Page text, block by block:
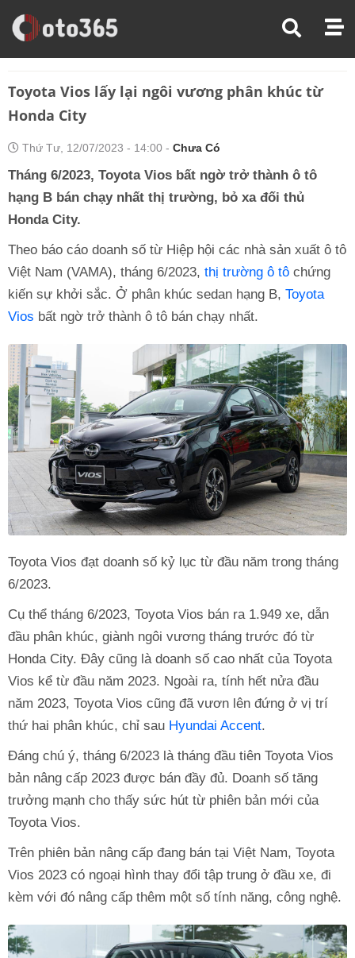
Trang Chủ
Thị Trường Xe
Toyota Vios lấy lại ngôi vương phân khúc từ
Honda City
Thứ Tư, 12/07/2023 - 14:00 - Chưa Có
Tháng 6/2023, Toyota Vios bất ngờ trở thành ô tô
hạng B bán chạy nhất thị trường, bỏ xa đối thủ
Honda City.
Theo báo cáo doanh số từ Hiệp hội các nhà sản xuất ô tô
Việt Nam (VAMA), tháng 6/2023, thị trường ô tô chứng
kiến sự khởi sắc. Ở phân khúc sedan hạng B, Toyota
Vios bất ngờ trở thành ô tô bán chạy nhất.
Toyota Vios đạt doanh số kỷ lục từ đầu năm trong tháng
6/2023.
Cụ thể tháng 6/2023, Toyota Vios bán ra 1.949 xe, dẫn
đầu phân khúc, giành ngôi vương tháng trước đó từ
Honda City. Đây cũng là doanh số cao nhất của Toyota
Vios kể từ đầu năm 2023. Ngoài ra, tính hết nửa đầu
năm 2023, Toyota Vios cũng đã vươn lên đứng ở vị trí
thứ hai phân khúc, chỉ sau Hyundai Accent.
Đáng chú ý, tháng 6/2023 là tháng đầu tiên Toyota Vios
bản nâng cấp 2023 được bán đầy đủ. Doanh số tăng
trưởng mạnh cho thấy sức hút từ phiên bản mới của
Toyota Vios.
Trên phiên bản nâng cấp đang bán tại Việt Nam, Toyota
Vios 2023 có ngoại hình thay đổi tập trung ở đầu xe, đi
kèm với đó nâng cấp thêm một số tính năng, công nghệ.